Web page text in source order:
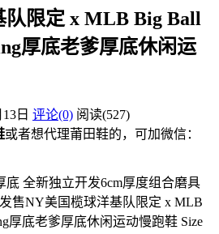
队限定 x MLB Big Ball
厚底老爹厚底休闲运
日 评论(0) 阅读(527)
或者想代理莆田鞋的，可加微信：
底 全新独立开发6cm厚度组合磨具
售NY美国榄球洋基队限定 x MLB
厚底老爹厚底休闲运动慢跑鞋 Size